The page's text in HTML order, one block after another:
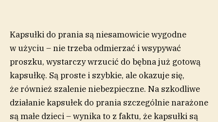
Kapsułki do prania są niesamowicie wygodne
w użyciu – nie trzeba odmierzać i wsypywać
proszku, wystarczy wrzucić do bębna już gotową
kapsułkę. Są proste i szybkie, ale okazuje się,
że również szalenie niebezpieczne. Na szkodliwe
działanie kapsułek do prania szczególnie narażone
są małe dzieci – wynika to z faktu, że kapsułki są